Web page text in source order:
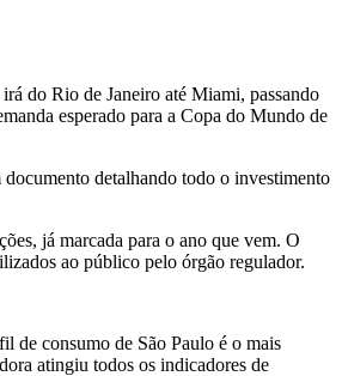
do Rio de Janeiro até Miami, passando
esperado para a Copa do Mundo de
detalhando todo o investimento
já marcada para o ano que vem. O
ao público pelo órgão regulador.
de consumo de São Paulo é o mais
atingiu todos os indicadores de